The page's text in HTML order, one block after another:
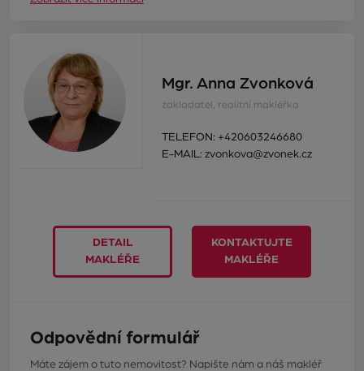
Mgr. Anna Zvonková
zakladatel, realitní makléřka
TELEFON: +420603246680
E-MAIL: zvonkova@zvonek.cz
DETAIL
MAKLÉŘE
KONTAKTUJTE
MAKLÉŘE
Odpovědní formulář
Máte zájem o tuto nemovitost? Napište nám a náš makléř